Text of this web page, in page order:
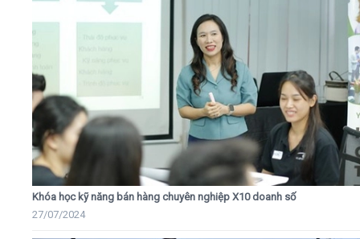
Khóa học kỹ năng bán hàng chuyên nghiệp X10 doanh số
27/07/2024